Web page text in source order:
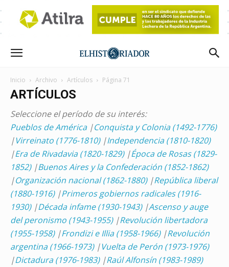
Inicio Archivo Artículos Página 71
ARTÍCULOS
Seleccione el período de su interés:
Pueblos de América|Conquista y Colonia (1492-1776)
|Virreinato (1776-1810)|Independencia (1810-1820)
|Era de Rivadavia (1820-1829)|Época de Rosas (1829-
1852)|Buenos Aires y la Confederación (1852-1862)
|Organización nacional (1862-1880)|República liberal
(1880-1916)|Primeros gobiernos radicales (1916-
1930)|Década infame (1930-1943)|Ascenso y auge
del peronismo (1943-1955)|Revolución libertadora
(1955-1958)|Frondizi e Illia (1958-1966)|Revolución
argentina (1966-1973)|Vuelta de Perón (1973-1976)
|Dictadura (1976-1983)|Raúl Alfonsín (1983-1989)